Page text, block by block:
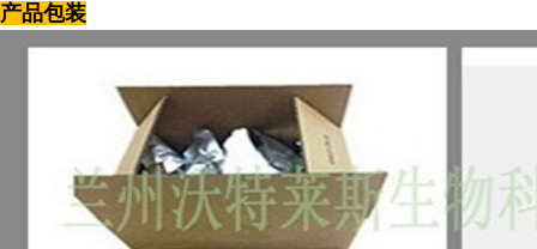
产品包装